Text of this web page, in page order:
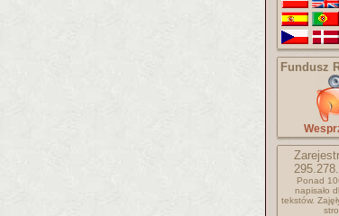
Fundusz
Ponad
napisało
tekstów.